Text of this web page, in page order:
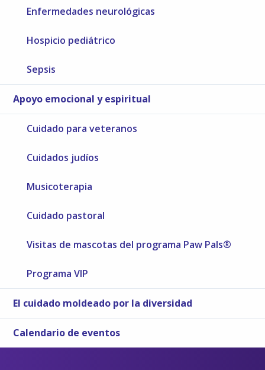
Enfermedades neurológicas
Hospicio pediátrico
Sepsis
Apoyo emocional y espiritual
Cuidado para veteranos
Cuidados judíos
Musicoterapia
Cuidado pastoral
Visitas de mascotas del programa Paw Pals®
Programa VIP
El cuidado moldeado por la diversidad
Calendario de eventos